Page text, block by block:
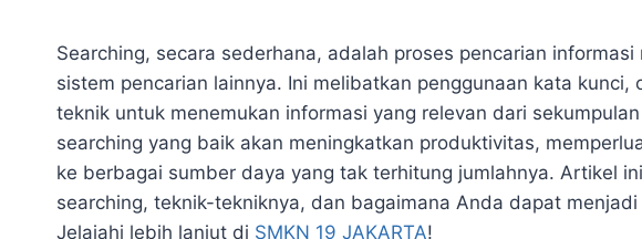
Searching, secara sederhana, adalah proses pencarian
sistem pencarian lainnya. Ini melibatkan penggunaan kata
teknik untuk menemukan informasi yang relevan dari
searching yang baik akan meningkatkan produktivitas,
ke berbagai sumber daya yang tak terhitung jumlahnya. Artikel
searching, teknik-tekniknya, dan bagaimana Anda dapat
Jelajahi lebih lanjut di SMKN 19 JAKARTA!